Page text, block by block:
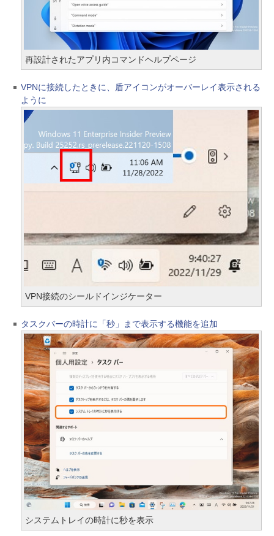
再設計されたアプリ内コマンドヘルプページ
VPNに接続したときに、盾アイコンがオーバーレイ表示される
ように
VPN接続のシールドインジケーター
タスクバーの時計に「秒」まで表示する機能を追加
システムトレイの時計に秒を表示